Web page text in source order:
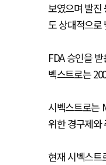
보였으며 발진
도 상대적으로
FDA 승인을
벡스트로는
시벡스트로는
위한 경구제와
현재 시벡스트